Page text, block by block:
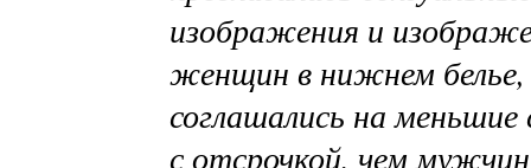
изображения и
женщин в нижнем белье,
соглашались на
с отсрочкой, чем